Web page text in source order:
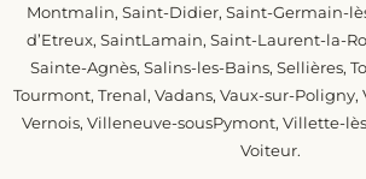
Montmalin, Saint-Didier, Saint-Germain-
d’Etreux, SaintLamain, Saint-Laurent-la-
Sainte-Agnès, Salins-les-Bains, Sellières,
Tourmont, Trenal, Vadans, Vaux-sur-Poligny,
Vernois, Villeneuve-sousPymont, Villette-
Voiteur.